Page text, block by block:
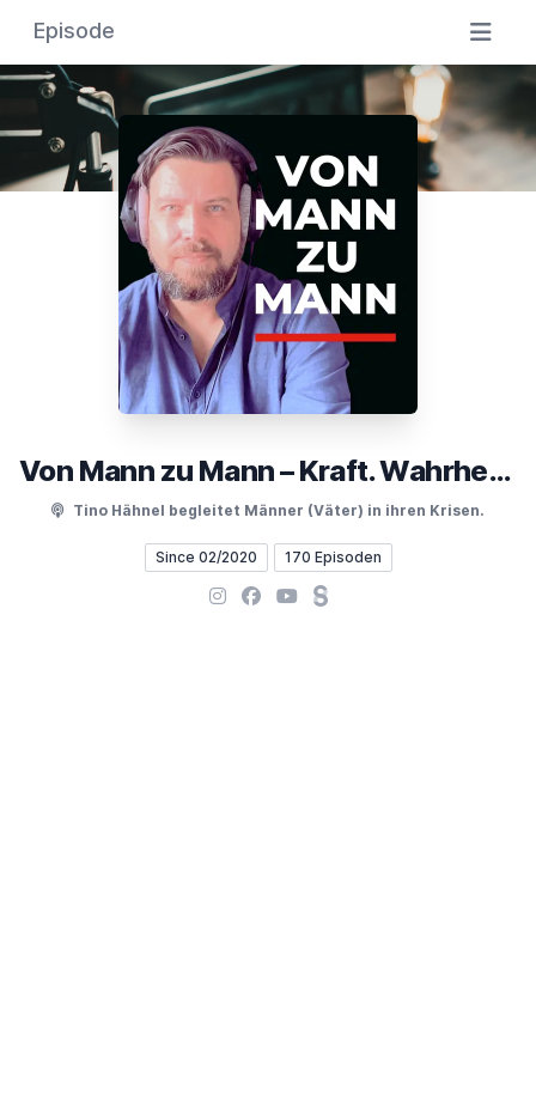
Episode
Von Mann zu Mann – Kraft. Wahrheit. Verantwortung.
Tino Hähnel begleitet Männer (Väter) in ihren Krisen.
Since 02/2020 170 Episoden
Instagram
Facebook
YouTubeSteady